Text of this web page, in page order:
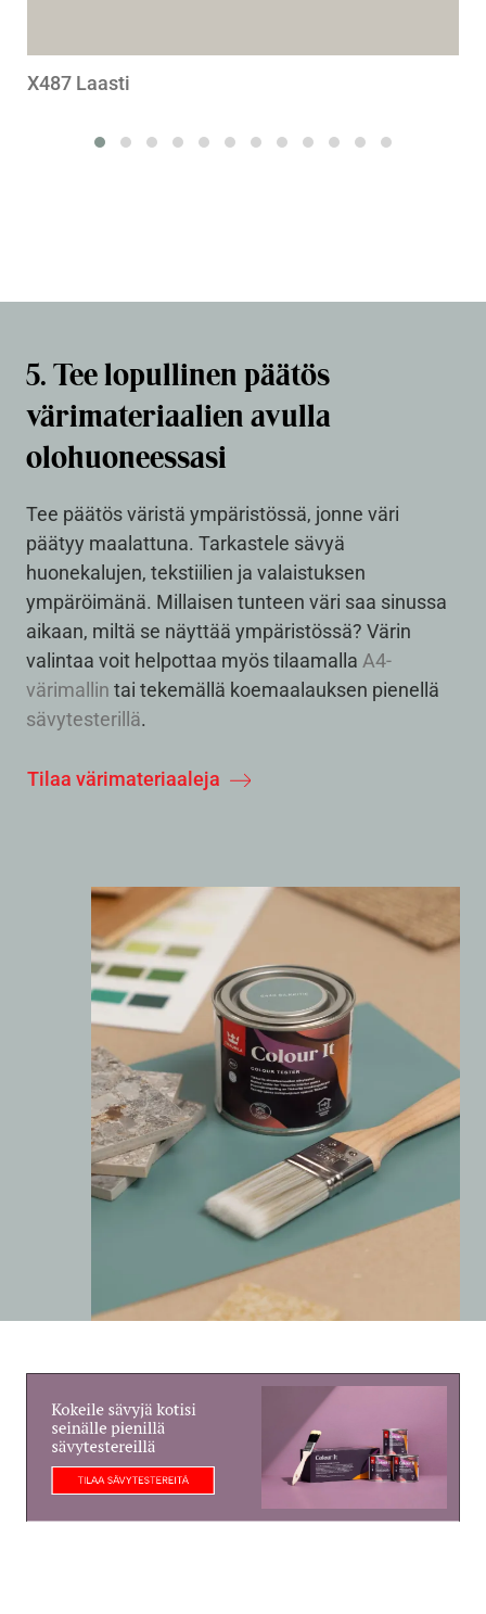
X487 Laasti
5. Tee lopullinen päätös
värimateriaalien avulla
olohuoneessasi
Tee päätös väristä ympäristössä, jonne väri
päätyy maalattuna. Tarkastele sävyä
huonekalujen, tekstiilien ja valaistuksen
ympäröimänä. Millaisen tunteen väri saa sinussa
aikaan, miltä se näyttää ympäristössä? Värin
valintaa voit helpottaa myös tilaamalla A4-
värimallin tai tekemällä koemaalauksen pienellä
sävytesterillä.
Tilaa värimateriaaleja